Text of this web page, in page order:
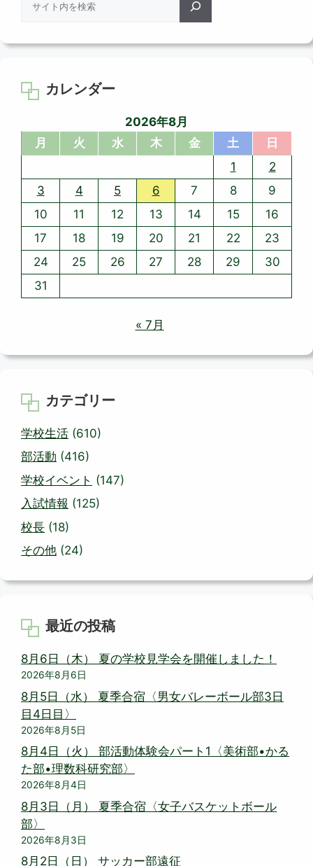
カレンダー
2026年8月
月
火 水 木 金 土
日
1
2
3
4 5 6 7 8
9
10
11 12 13 14 15
16
17
18 19 20 21 22
23
24
25 26 27 28 29
30
31
« 7月
カテゴリー
学校生活 (610)
部活動 (416)
学校イベント (147)
入試情報 (125)
校長 (18)
その他 (24)
最近の投稿
8月6日（木） 夏の学校見学会を開催しました！
2026年8月6日
8月5日（水） 夏季合宿〈男女バレーボール部3日
目4日目〉
2026年8月5日
8月4日（火） 部活動体験会パート1〈美術部•かる
た部•理数科研究部〉
2026年8月4日
8月3日（月） 夏季合宿〈女子バスケットボール
部〉
2026年8月3日
8月2日（日） サッカー部遠征